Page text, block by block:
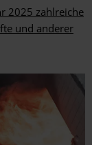
2025 zahlreiche
und anderer